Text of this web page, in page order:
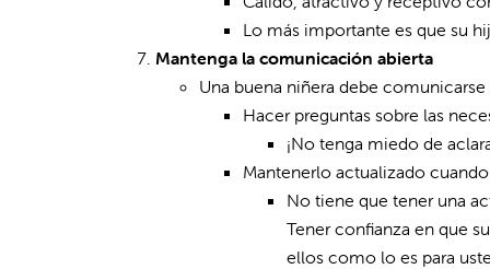
Lo más importante es que su
Mantenga la comunicación abierta
Una buena niñera debe
Hacer preguntas sobre las
¡No tenga miedo de
Mantenerlo actualizado
No tiene que tener una
Tener confianza en que
ellos como lo es para